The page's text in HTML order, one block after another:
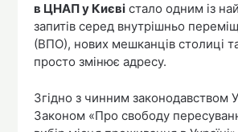
в ЦНАП у Києві стало одним із
запитів серед внутрішньо
(ВПО), нових мешканців столиці
просто змінює адресу.
Згідно з чинним законодавством
Законом «Про свободу